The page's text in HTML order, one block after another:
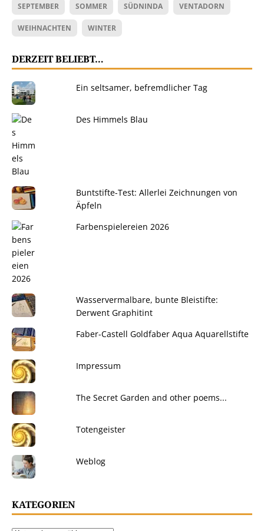
SEPTEMBER SOMMER SÜDNINDA VENTADORN
WEIHNACHTEN WINTER
DERZEIT BELIEBT…
Ein seltsamer, befremdlicher Tag
Des Himmels Blau
Buntstifte-Test: Allerlei Zeichnungen von
Äpfeln
Farbenspielereien 2026
Wasservermalbare, bunte Bleistifte:
Derwent Graphitint
Faber-Castell Goldfaber Aqua Aquarellstifte
Impressum
The Secret Garden and other poems...
Totengeister
Weblog
KATEGORIEN